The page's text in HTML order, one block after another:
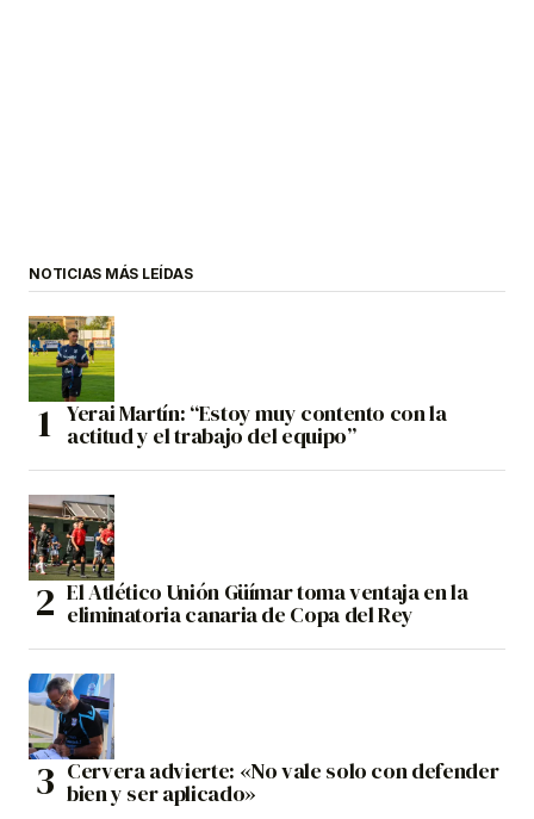
NOTICIAS MÁS LEÍDAS
Yerai Martín: “Estoy muy contento con la
actitud y el trabajo del equipo”
El Atlético Unión Güímar toma ventaja en la
eliminatoria canaria de Copa del Rey
Cervera advierte: «No vale solo con defender
bien y ser aplicado»